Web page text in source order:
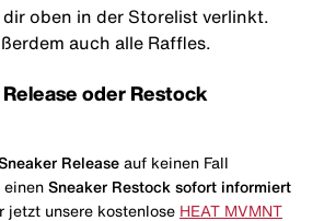
oben in der Storelist verlinkt.
auch alle Raffles.
oder Restock
Release auf keinen Fall
einen Sneaker Restock sofort informiert
jetzt unsere kostenlose HEAT MVMNT